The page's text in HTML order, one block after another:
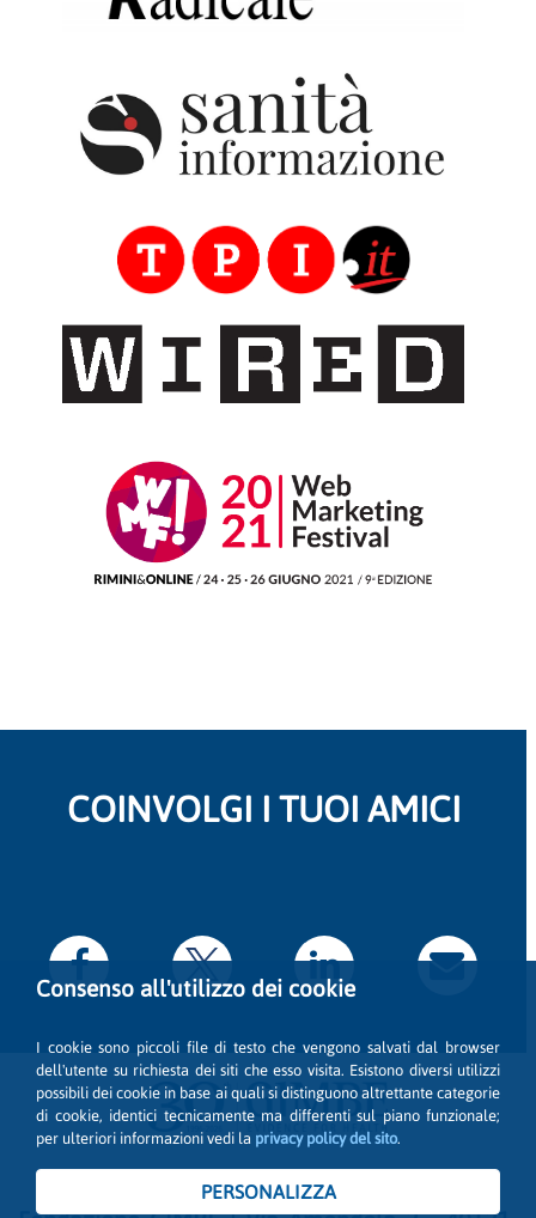
COINVOLGI I TUOI AMICI
Consenso all'utilizzo dei cookie
I cookie sono piccoli file di testo che vengono salvati dal browser
dell'utente su richiesta dei siti che esso visita. Esistono diversi utilizzi
possibili dei cookie in base ai quali si distinguono altrettante categorie
di cookie, identici tecnicamente ma differenti sul piano funzionale;
per ulteriori informazioni vedi la privacy policy del sito.
PERSONALIZZA